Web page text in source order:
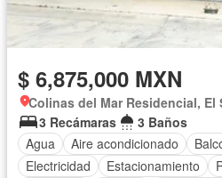
$ 6,875,000 MXN
Colinas del Mar Residencial, El
3 Recámaras
3 Baños
Agua
Aire acondicionado
Electricidad
Estacionamiento